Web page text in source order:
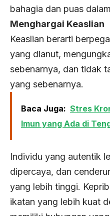
bahagia dan puas
Menghargai Keaslian
Keaslian berarti
yang dianut,
sebenarnya, dan tidak
yang sebenarnya.
Baca Juga: Stres
Imun yang Ada di
Individu yang autentik
dipercaya, dan
yang lebih tinggi.
ikatan yang lebih kuat